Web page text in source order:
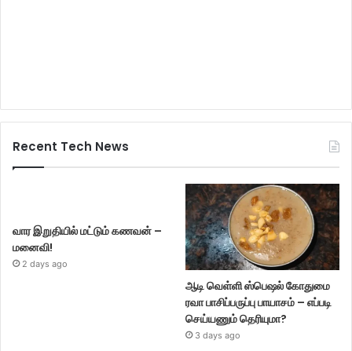
Recent Tech News
வார இறுதியில் மட்டும் கணவன் –
மனைவி!
2 days ago
ஆடி வெள்ளி ஸ்பெஷல் கோதுமை
ரவா பாசிப்பருப்பு பாயாசம் – எப்படி
செய்யணும் தெரியுமா?
3 days ago